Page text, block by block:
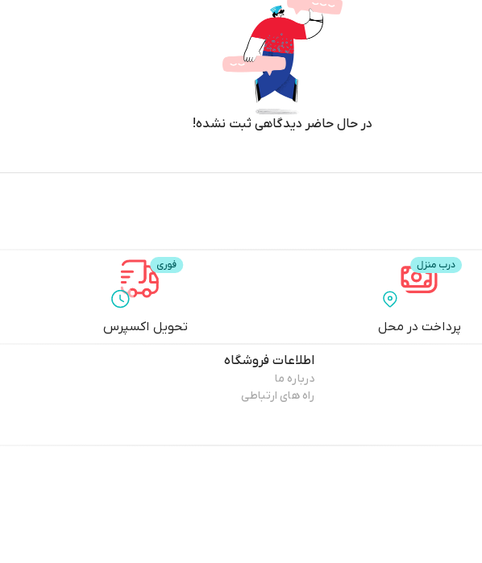
در حال حاضر دیدگاهی ثبت نشده!
پرداخت در محل تحویل اکسپرس
اطلاعات فروشگاه
درباره ما
راه های ارتباطی